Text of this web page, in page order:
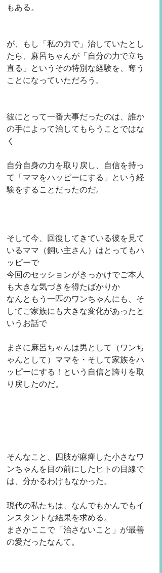
もある。
が、もし「私の力で」治していたとし
たら、麻呂ちゃんが「自分の力で立ち
直る」というその特別な経験を、奪う
ことになっていただろう。
彼にとって一番大事だったのは、誰か
の手によって治してもらうことではな
く
自分自身の力を取り戻し、自信を持っ
て「ママをハッピーにする」という経
験をすることだったのだ。
そして今、回復してきている彼を見て
いるママ（飼い主さん）はとってもハ
ッピーで
今回のセッションがきっかけでご本人
も大きな気づきを得たばかりか
なんともう一匹のワンちゃんにも、そ
してご家族にも大きな変化があったと
いうお話で
まさに麻呂ちゃんは男として（ワンち
ゃんとして）ママを・そして家族をハ
ッピーにする！という自信と誇りを取
り戻したのだ。
そんなこと、四肢が麻痺した小さなワ
ンちゃんを目の前にしたヒトの目線で
は、分かるわけもなかった。
現代の私たちは、なんでもかんでもイ
ンスタントな結果を求める。
まさかここで「治さないこと」が最善
の愛だったなんて。